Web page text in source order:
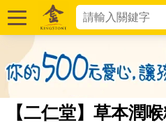
【二仁堂】草本潤